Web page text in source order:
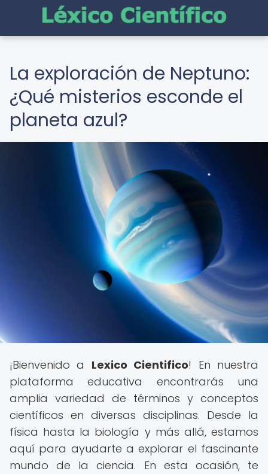
La exploración de Neptuno:
¿Qué misterios esconde el
planeta azul?
¡Bienvenido a Lexico Cientifico! En nuestra
plataforma educativa encontrarás una
amplia variedad de términos y conceptos
científicos en diversas disciplinas. Desde la
física hasta la biología y más allá, estamos
aquí para ayudarte a explorar el fascinante
mundo de la ciencia. En esta ocasión, te